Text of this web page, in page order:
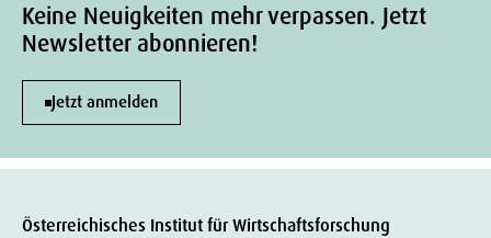
Keine Neuigkeiten mehr verpassen. Jetzt
Newsletter abonnieren!
Jetzt anmelden
Österreichisches Institut für Wirtschaftsforschung